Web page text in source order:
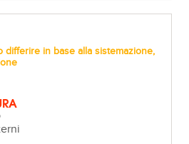
differire in base alla sistemazione,